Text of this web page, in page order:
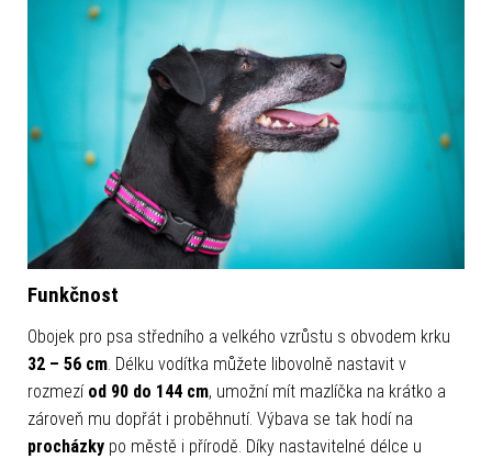
Funkčnost
Obojek pro psa středního a velkého vzrůstu s obvodem krku
32 – 56 cm. Délku vodítka můžete libovolně nastavit v
rozmezí od 90 do 144 cm, umožní mít mazlíčka na krátko a
zároveň mu dopřát i proběhnutí. Výbava se tak hodí na
procházky po městě i přírodě. Díky nastavitelné délce u